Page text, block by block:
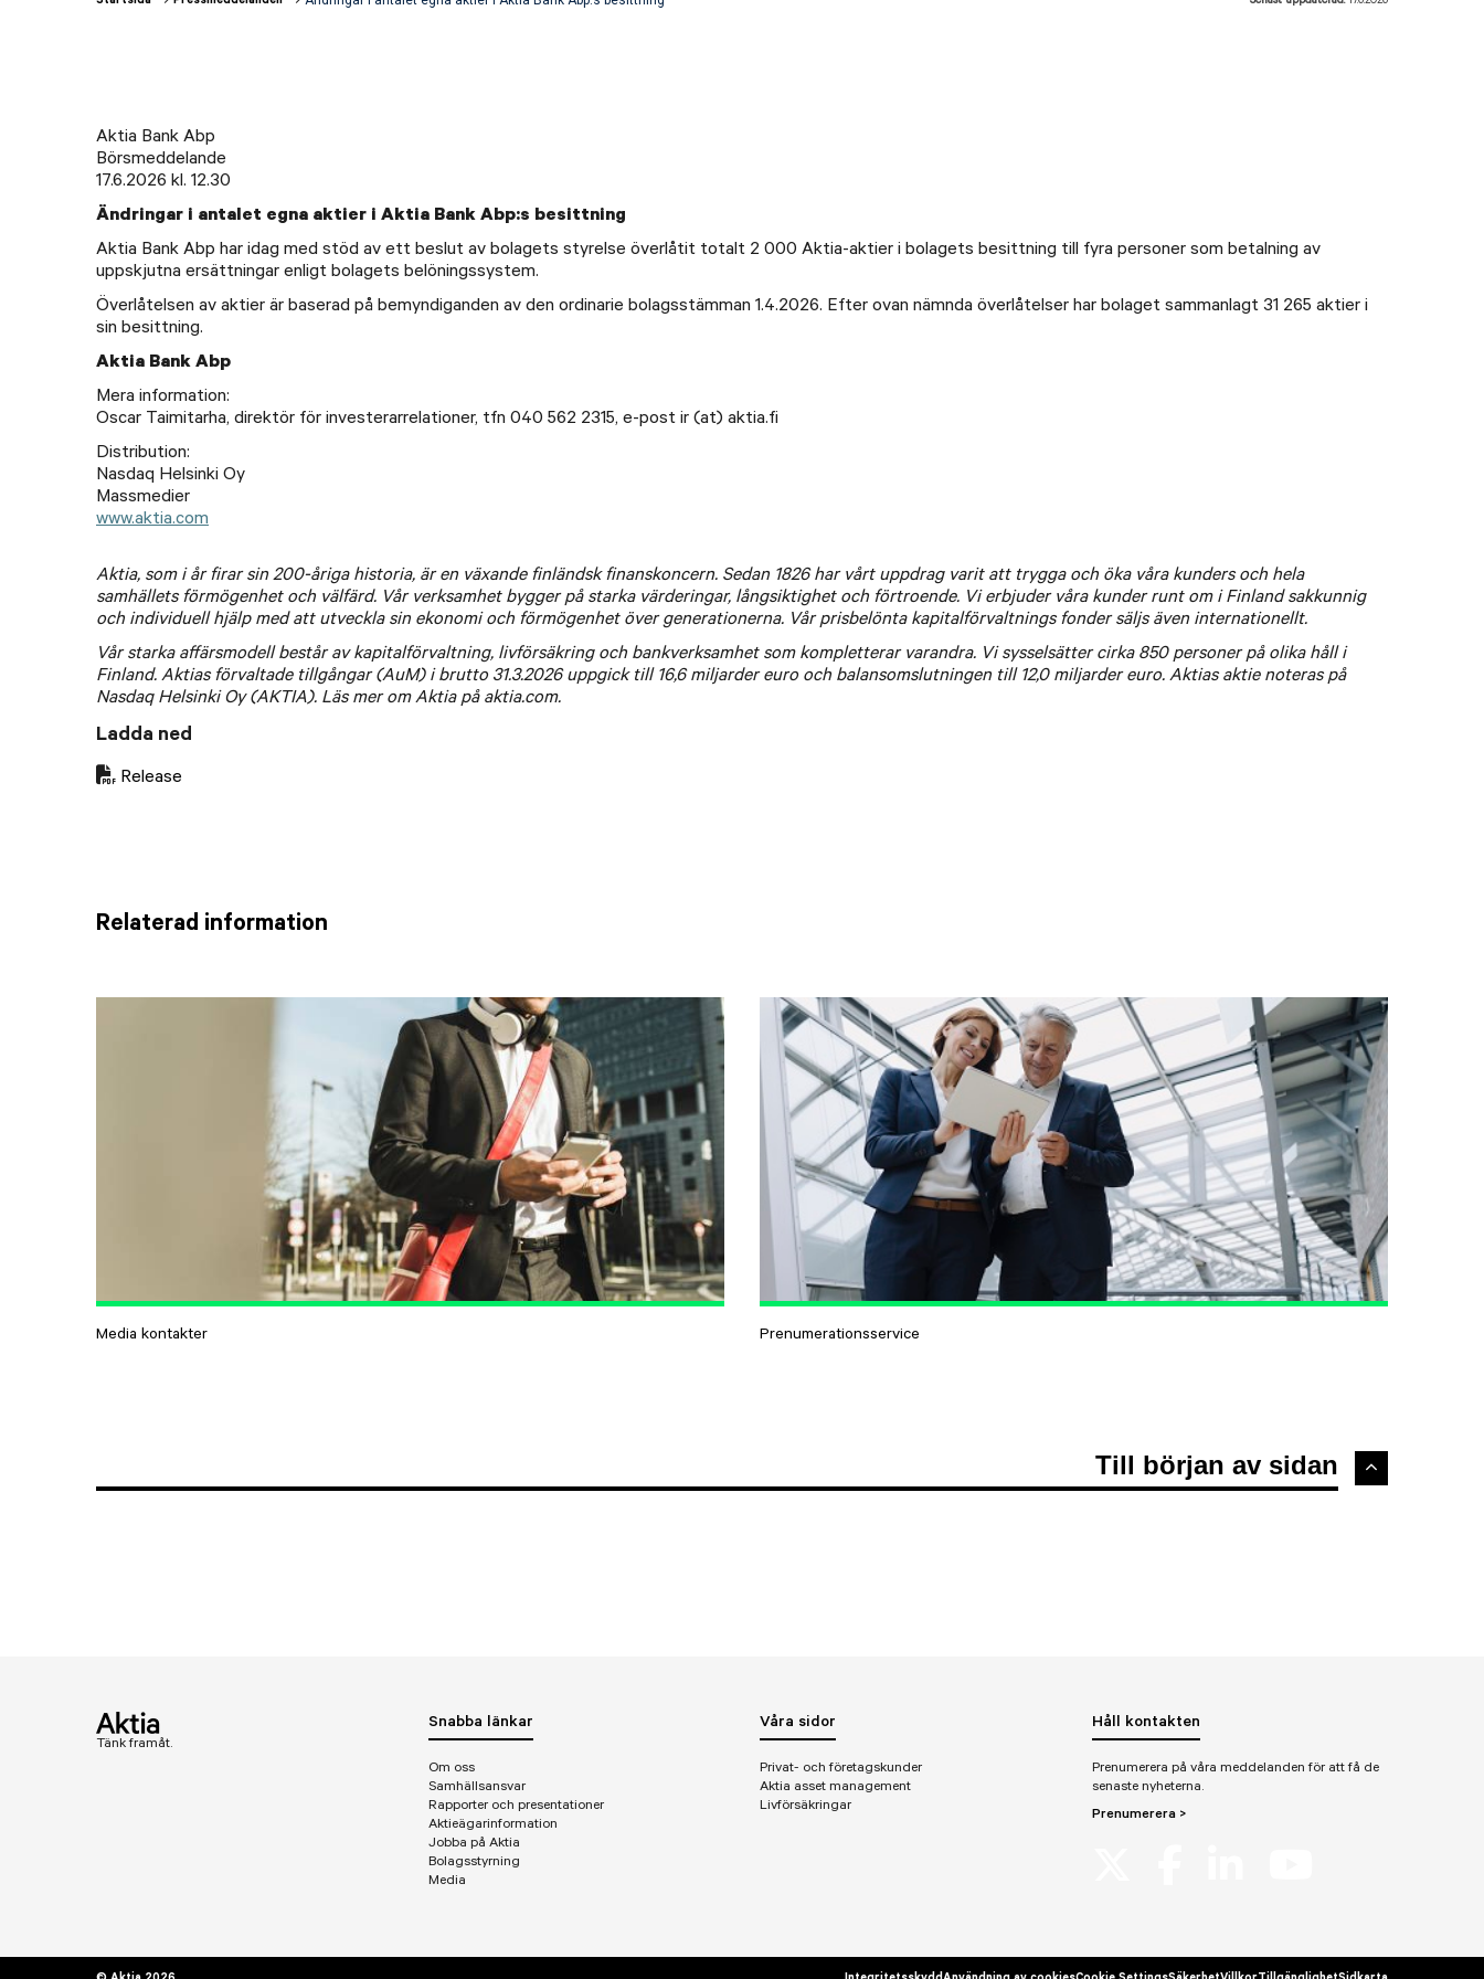
Aktia Bank Abp
Börsmeddelande
17.6.2026 kl. 12.30
Ändringar i antalet egna aktier i Aktia Bank Abp:s besittning
Aktia Bank Abp har idag med stöd av ett beslut av bolagets styrelse överlåtit totalt 2 000 Aktia-aktier i bolagets besittning till fyra personer som betalning av
uppskjutna ersättningar enligt bolagets belöningssystem.
Överlåtelsen av aktier är baserad på bemyndiganden av den ordinarie bolagsstämman 1.4.2026. Efter ovan nämnda överlåtelser har bolaget sammanlagt 31 265 aktier i
sin besittning.
Aktia Bank Abp
Mera information:
Oscar Taimitarha, direktör för investerarrelationer, tfn 040 562 2315, e-post ir (at) aktia.fi
Distribution:
Nasdaq Helsinki Oy
Massmedier
www.aktia.com
Aktia, som i år firar sin 200-åriga historia, är en växande finländsk finanskoncern. Sedan 1826 har vårt uppdrag varit att trygga och öka våra kunders och hela
samhällets förmögenhet och välfärd. Vår verksamhet bygger på starka värderingar, långsiktighet och förtroende. Vi erbjuder våra kunder runt om i Finland sakkunnig
och individuell hjälp med att utveckla sin ekonomi och förmögenhet över generationerna. Vår prisbelönta kapitalförvaltnings fonder säljs även internationellt.
Vår starka affärsmodell består av kapitalförvaltning, livförsäkring och bankverksamhet som kompletterar varandra. Vi sysselsätter cirka 850 personer på olika håll i
Finland. Aktias förvaltade tillgångar (AuM) i brutto 31.3.2026 uppgick till 16,6 miljarder euro och balansomslutningen till 12,0 miljarder euro. Aktias aktie noteras på
Nasdaq Helsinki Oy (AKTIA). Läs mer om Aktia på aktia.com.
Ladda ned
Release
Relaterad information
Media kontakter Prenumerationsservice
Till början av sidan
Tänk framåt.
Snabba länkar
Om oss
Samhällsansvar
Rapporter och presentationer
Aktieägarinformation
Jobba på Aktia
Bolagsstyrning
Media
Våra sidor
Privat- och företagskunder
Aktia asset management
Livförsäkringar
Håll kontakten
Prenumerera på våra meddelanden för att få de
senaste nyheterna.
Prenumerera >